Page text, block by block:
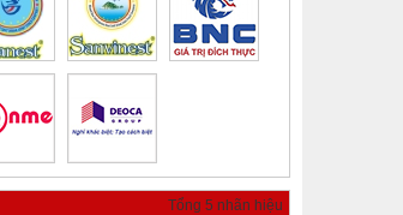
Tổng 5 nhãn hiệu